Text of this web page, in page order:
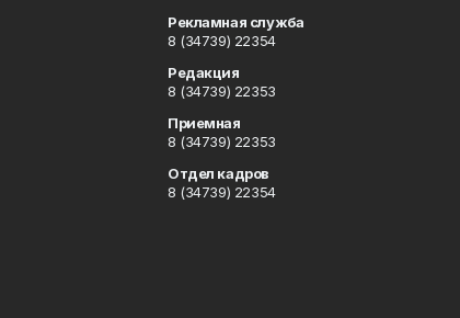
Рекламная служба
8 (34739) 22354
Редакция
8 (34739) 22353
Приемная
8 (34739) 22353
Отдел кадров
8 (34739) 22354